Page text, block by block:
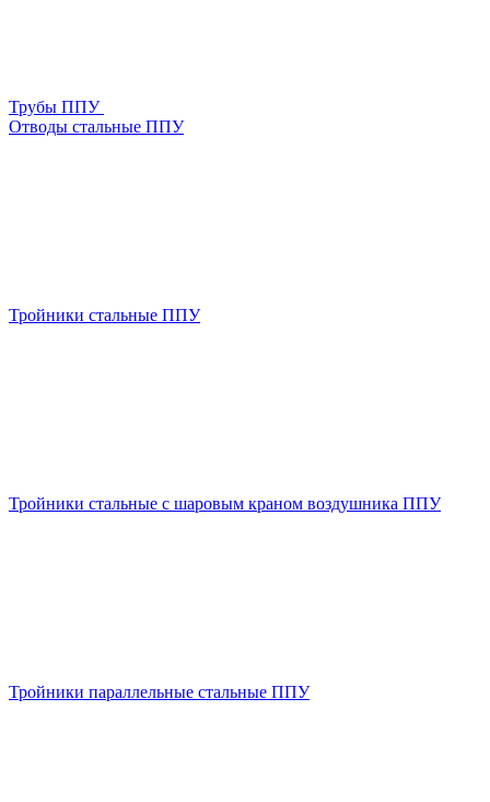
Трубы ППУ
Отводы стальные ППУ
Тройники стальные ППУ
Тройники стальные с шаровым краном воздушника ППУ
Тройники параллельные стальные ППУ